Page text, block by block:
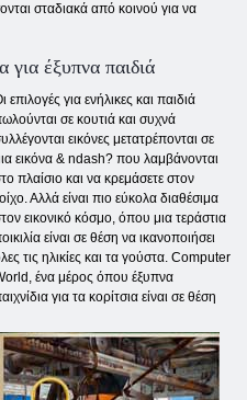
σταδιακά από κοινού για να
για έξυπνα παιδιά
επιλογές για ενήλικες και παιδιά
σε κουτιά και συχνά
εικόνες μετατρέπονται σε
εικόνα & ndash? που λαμβάνονται
πλαίσιο και να κρεμάσετε στον
Αλλά είναι πιο εύκολα διαθέσιμα
εικονικό κόσμο, όπου μια τεράστια
είναι σε θέση να ικανοποιήσει
τις ηλικίες και τα γούστα. Computer
ένα μέρος όπου έξυπνα
για τα κορίτσια είναι σε θέση